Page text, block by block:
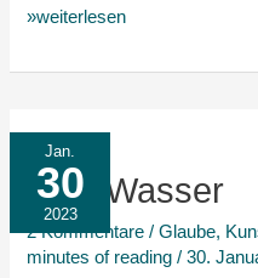
»weiterlesen
Jan.
30
2023
Vom Wasser
2 Kommentare /Glaube,
minutes of reading /30.
Vom
Wasser